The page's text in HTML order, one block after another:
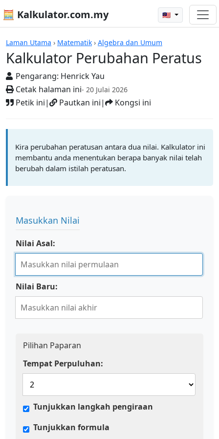
🧮 Kalkulator.com.my 🇲🇾
Laman Utama › Matematik › Algebra dan Umum
Kalkulator Perubahan Peratus
Pengarang: Henrick Yau
Cetak halaman ini- 20 Julai 2026
Petik ini| Pautkan ini| Kongsi ini
Kalkulator
Kira perubahan peratusan antara dua nilai. Kalkulator ini
membantu anda menentukan berapa banyak nilai telah
berubah dalam istilah peratusan.
Masukkan Nilai
Nilai Asal:
Nilai Baru:
Pilihan Paparan
Tempat Perpuluhan:
Tunjukkan langkah pengiraan
Tunjukkan formula